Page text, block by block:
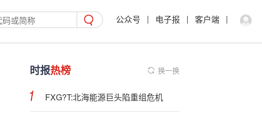
公众号 电子报 客户端
时报热榜 换一换
FXG?T:北海能源巨头陷重组危机